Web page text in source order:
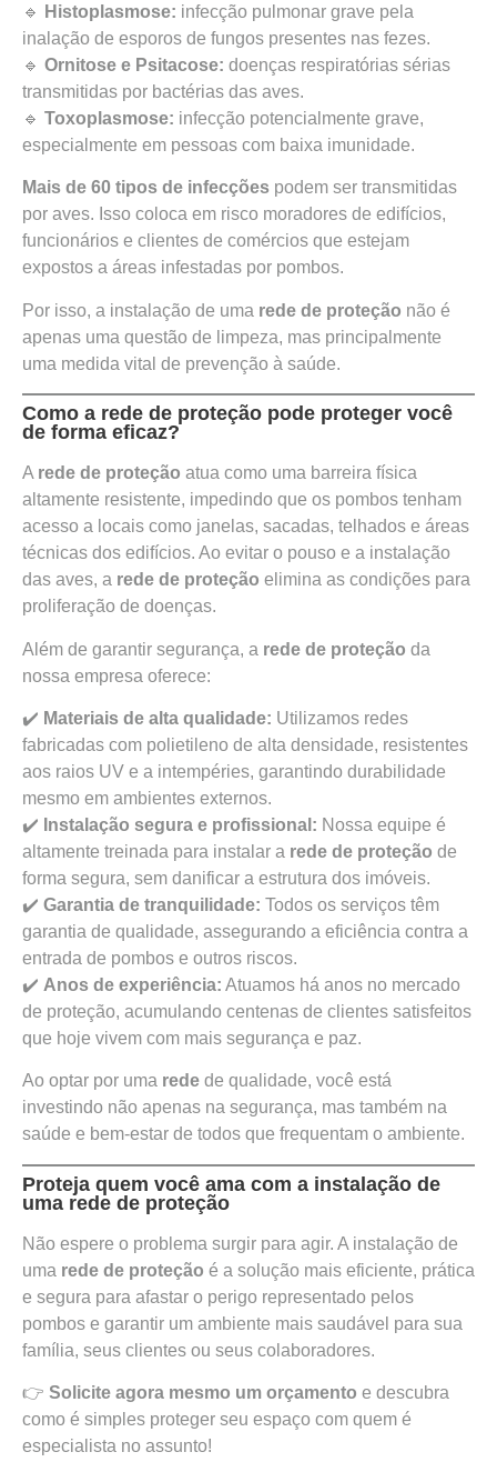
🔹
Histoplasmose: infecção pulmonar grave pela
inalação de esporos de fungos presentes nas fezes.
🔹 Ornitose e Psitacose: doenças respiratórias sérias
transmitidas por bactérias das aves.
🔹 Toxoplasmose: infecção potencialmente grave,
especialmente em pessoas com baixa imunidade.
Mais de 60 tipos de infecções podem ser transmitidas
por aves. Isso coloca em risco moradores de edifícios,
funcionários e clientes de comércios que estejam
expostos a áreas infestadas por pombos.
Por isso, a instalação de uma rede de proteção não é
apenas uma questão de limpeza, mas principalmente
uma medida vital de prevenção à saúde.
Como a rede de proteção pode proteger você
de forma eficaz?
A rede de proteção atua como uma barreira física
altamente resistente, impedindo que os pombos tenham
acesso a locais como janelas, sacadas, telhados e áreas
técnicas dos edifícios. Ao evitar o pouso e a instalação
das aves, a rede de proteção elimina as condições para
proliferação de doenças.
Além de garantir segurança, a rede de proteção da
nossa empresa oferece:
✔️ Materiais de alta qualidade: Utilizamos redes
fabricadas com polietileno de alta densidade, resistentes
aos raios UV e a intempéries, garantindo durabilidade
mesmo em ambientes externos.
✔️ Instalação segura e profissional: Nossa equipe é
altamente treinada para instalar a rede de proteção de
forma segura, sem danificar a estrutura dos imóveis.
✔️ Garantia de tranquilidade: Todos os serviços têm
garantia de qualidade, assegurando a eficiência contra a
entrada de pombos e outros riscos.
✔️ Anos de experiência: Atuamos há anos no mercado
de proteção, acumulando centenas de clientes satisfeitos
que hoje vivem com mais segurança e paz.
Ao optar por uma rede de qualidade, você está
investindo não apenas na segurança, mas também na
saúde e bem-estar de todos que frequentam o ambiente.
Proteja quem você ama com a instalação de
uma rede de proteção
Não espere o problema surgir para agir. A instalação de
uma rede de proteção é a solução mais eficiente, prática
e segura para afastar o perigo representado pelos
pombos e garantir um ambiente mais saudável para sua
família, seus clientes ou seus colaboradores.
👉 Solicite agora mesmo um orçamento e descubra
como é simples proteger seu espaço com quem é
especialista no assunto!